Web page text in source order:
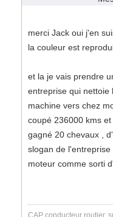
merci Jack oui j'en
la couleur est
et la je vais prendre
entreprise qui nettoie
machine vers chez
coupé 236000 kms
gagné 20 chevaux ,
slogan de
moteur comme sorti
CAP conducteur routier,